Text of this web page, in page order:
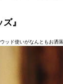
』
ッド使いがなんともお洒